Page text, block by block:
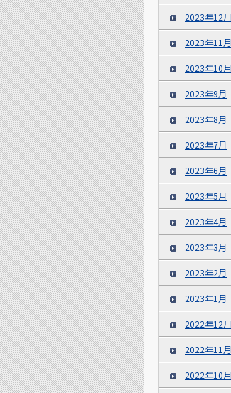
2023年12月
2023年11月
2023年10月
2023年9月
2023年8月
2023年7月
2023年6月
2023年5月
2023年4月
2023年3月
2023年2月
2023年1月
2022年12月
2022年11月
2022年10月